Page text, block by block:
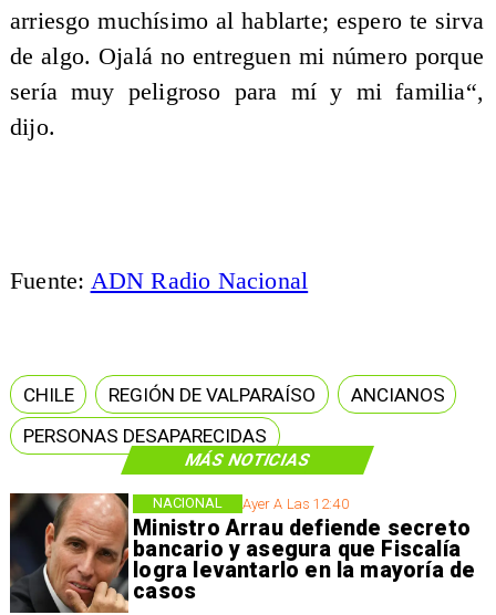
MÁS NOTICIAS
Ayer A Las 12:40
Ministro Arrau defiende secreto
bancario y asegura que Fiscalía
logra levantarlo en la mayoría de
casos
NACIONAL
arriesgo muchísimo al hablarte; espero te sirva
de algo. Ojalá no entreguen mi número porque
sería muy peligroso para mí y mi familia“,
dijo.
Fuente: ADN Radio Nacional
CHILE REGIÓN DE VALPARAÍSO
ANCIANOS
PERSONAS DESAPARECIDAS